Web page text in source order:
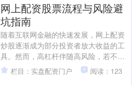
网上配资股票流程与风险避
坑指南
随着互联网金融的快速发展，网上配资
炒股逐渐成为部分投资者放大收益的工
具。然而，高杠杆伴随高风险，若不了
解流程与潜在陷阱，极易导致本金损
失。本文为您梳理网上配资的....
栏目：实盘配资门户 阅读：123